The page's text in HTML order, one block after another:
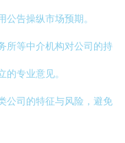
告操纵市场预期。
所等中介机构对公司的持
专业意见。
公司的特征与风险，避免